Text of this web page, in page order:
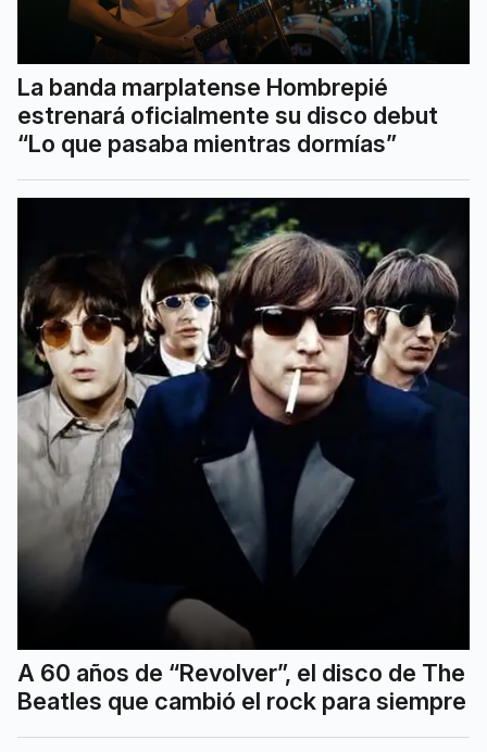
La banda marplatense Hombrepié
estrenará oficialmente su disco debut
“Lo que pasaba mientras dormías”
A 60 años de “Revolver”, el disco de The
Beatles que cambió el rock para siempre